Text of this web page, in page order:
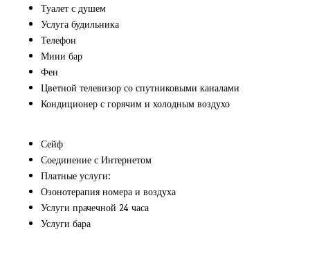
Туалет с душем
Услуга будильника
Телефон
Мини бар
Фен
Цветной телевизор со спутниковыми каналами
Кондиционер с горячим и холодным воздухо
Сейф
Соединение с Интернетом
Платные услуги:
Озонотерапия номера и воздуха
Услуги прачечной 24 часа
Услуги бара